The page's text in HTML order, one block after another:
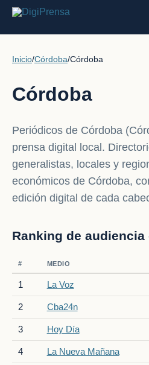
Inicio/Córdoba/Córdoba
Córdoba
Periódicos de Córdoba
prensa digital local.
generalistas, locales y
económicos de Córdoba,
edición digital de cada
Ranking de audiencia
# MEDIO
1 La Voz
2 Cba24n
3 Hoy Día
4 La Nueva Mañana